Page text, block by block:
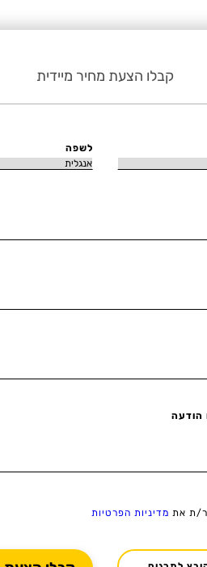
קבלו הצעת מחיר מיידית
לשפה
הודעה
ת את מדיניות הפרטיות